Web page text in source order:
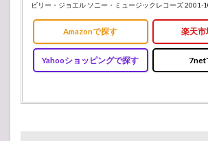
ビリー・ジョエル ソニー・ミュージックレコーズ 2001-
Amazonで探す 楽天市
Yahooショッピングで探す 7net